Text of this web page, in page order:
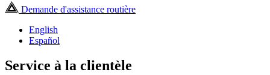
Demande d'assistance routière
English
Español
Service à la clientèle